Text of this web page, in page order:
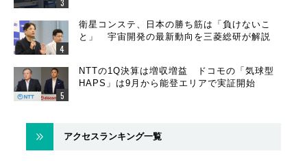
衛星コンステ、日本の勝ち筋は「負けないこ
と」 宇宙開発の最新動向を三菱総研が解説
NTTの1Q決算は増収増益 ドコモの「気球型
HAPS」は9月から能登エリアで実証開始
アクセスランキング一覧